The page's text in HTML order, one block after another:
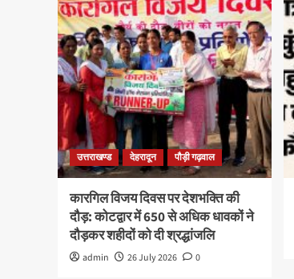
उत्तराखण्ड देहरादून पौड़ी गढ़वाल
कारगिल विजय दिवस पर देशभक्ति की
दौड़: कोटद्वार में 650 से अधिक धावकों ने
दौड़कर शहीदों को दी श्रद्धांजलि
admin 26 July 2026 0